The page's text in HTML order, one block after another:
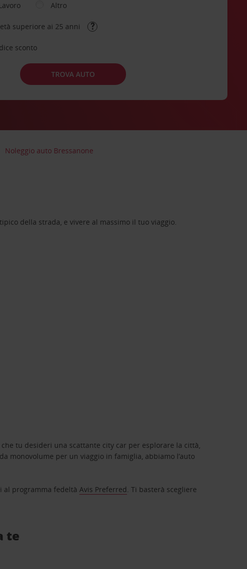
Altro
superiore ai 25 anni
sconto
TROVA AUTO
Noleggio auto Bressanone
della strada, e vivere al massimo il tuo viaggio.
tu desideri una scattante city car per esplorare la città,
monovolume per un viaggio in famiglia, abbiamo l’auto
al programma fedeltàAvis Preferred. Ti basterà scegliere
te